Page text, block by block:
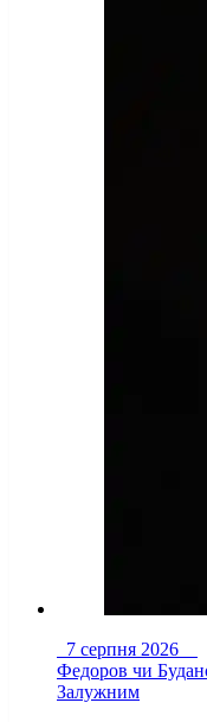
7 серпня 2026
Федоров чи
Залужним